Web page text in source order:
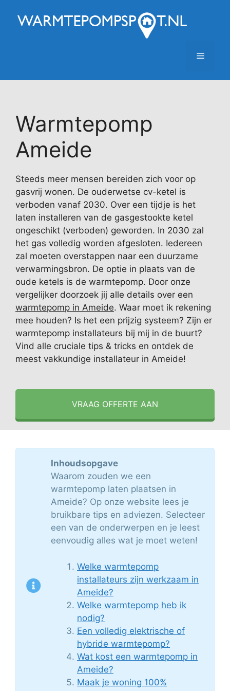
naar
Menu
Warmtepomp
Ameide
Steeds meer mensen bereiden zich voor op
gasvrij wonen. De ouderwetse cv-ketel is
verboden vanaf 2030. Over een tijdje is het
laten installeren van de gasgestookte ketel
ongeschikt (verboden) geworden. In 2030 zal
het gas volledig worden afgesloten. Iedereen
zal moeten overstappen naar een duurzame
verwarmingsbron. De optie in plaats van de
oude ketels is de warmtepomp. Door onze
vergelijker doorzoek jij alle details over een
warmtepomp in Ameide. Waar moet ik rekening
mee houden? Is het een prijzig systeem? Zijn er
warmtepomp installateurs bij mij in de buurt?
Vind alle cruciale tips & tricks en ontdek de
meest vakkundige installateur in Ameide!
VRAAG OFFERTE AAN
Inhoudsopgave
Waarom zouden we een
warmtepomp laten plaatsen in
Ameide? Op onze website lees je
bruikbare tips en adviezen. Selecteer
een van de onderwerpen en je leest
eenvoudig alles wat je moet weten!
Welke warmtepomp
installateurs zijn werkzaam in
Ameide?
Welke warmtepomp heb ik
nodig?
Een volledig elektrische of
hybride warmtepomp?
Wat kost een warmtepomp in
Ameide?
Maak je woning 100%